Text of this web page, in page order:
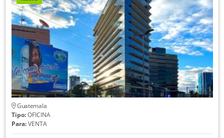
Guatemala
Tipo:OFICINA
Para:VENTA